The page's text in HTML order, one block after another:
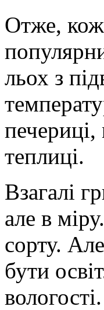
Отже,
льох з
теплиці.
Взагалі
але в
сорту.
бути
вологості.